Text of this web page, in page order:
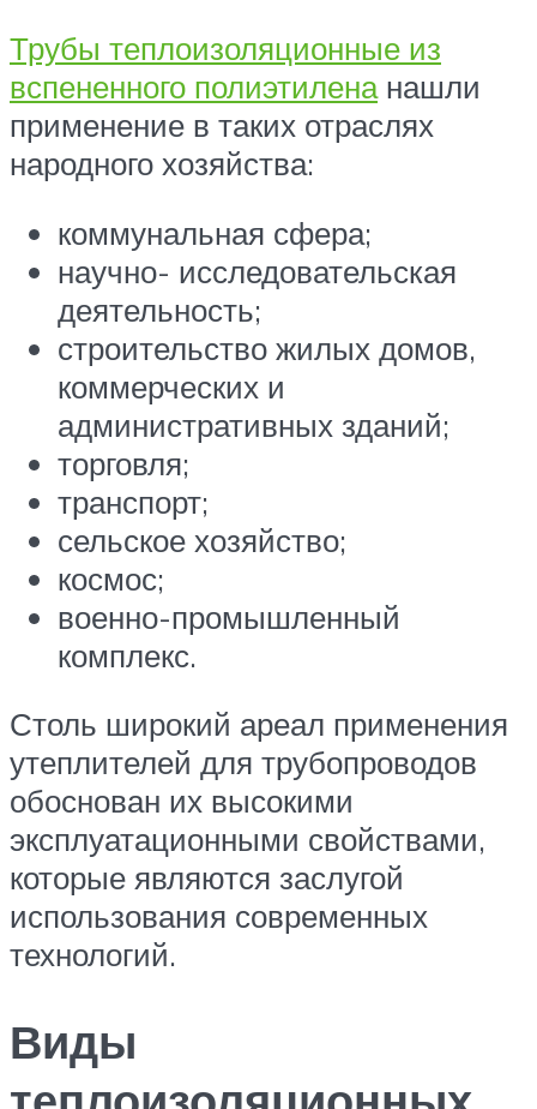
Трубы теплоизоляционные из
вспененного полиэтиленанашли
применение в таких отраслях
народного хозяйства:
коммунальная сфера;
научно- исследовательская
деятельность;
строительство жилых домов,
коммерческих и
административных зданий;
торговля;
транспорт;
сельское хозяйство;
космос;
военно-промышленный
комплекс.
Столь широкий ареал применения
утеплителей для трубопроводов
обоснован их высокими
эксплуатационными свойствами,
которые являются заслугой
использования современных
технологий.
Виды